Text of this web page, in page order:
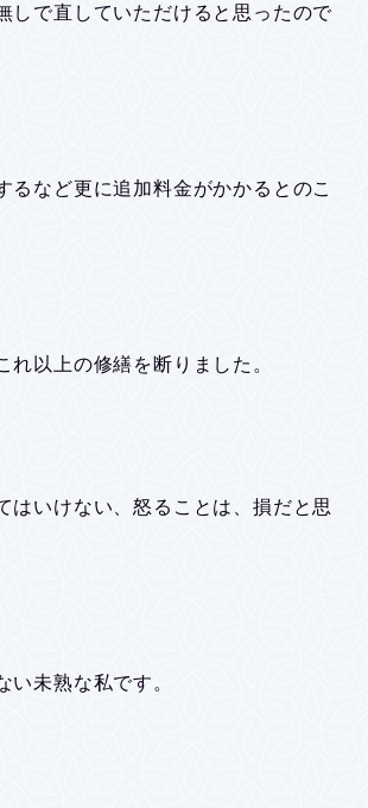
しで直していただけると思ったので
るなど更に追加料金がかかるとのこ
れ以上の修繕を断りました。
はいけない、怒ることは、損だと思
い未熟な私です。